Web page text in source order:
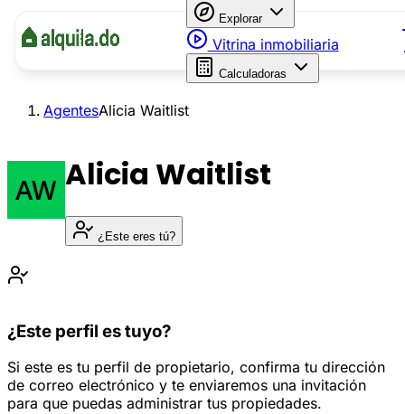
Explorar
Vitrina inmobiliaria
Calculadoras
AgentesAlicia Waitlist
Alicia Waitlist
¿Este eres tú?
¿Este perfil es tuyo?
Si este es tu perfil de propietario, confirma tu dirección
de correo electrónico y te enviaremos una invitación
para que puedas administrar tus propiedades.